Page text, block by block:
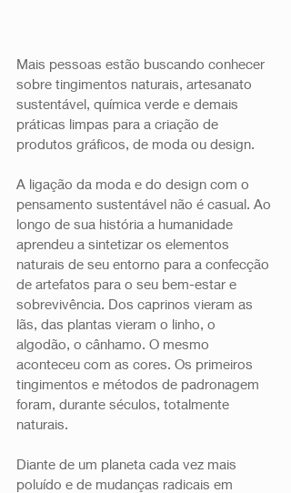
Mais pessoas estão buscando conhecer
sobre tingimentos naturais, artesanato
sustentável, química verde e demais
práticas limpas para a criação de
produtos gráficos, de moda ou design.
A ligação da moda e do design com o
pensamento sustentável não é casual. Ao
longo de sua história a humanidade
aprendeu a sintetizar os elementos
naturais de seu entorno para a confecção
de artefatos para o seu bem-estar e
sobrevivência. Dos caprinos vieram as
lãs, das plantas vieram o linho, o
algodão, o cânhamo. O mesmo
aconteceu com as cores. Os primeiros
tingimentos e métodos de padronagem
foram, durante séculos, totalmente
naturais.
Diante de um planeta cada vez mais
poluído e de mudanças radicais em